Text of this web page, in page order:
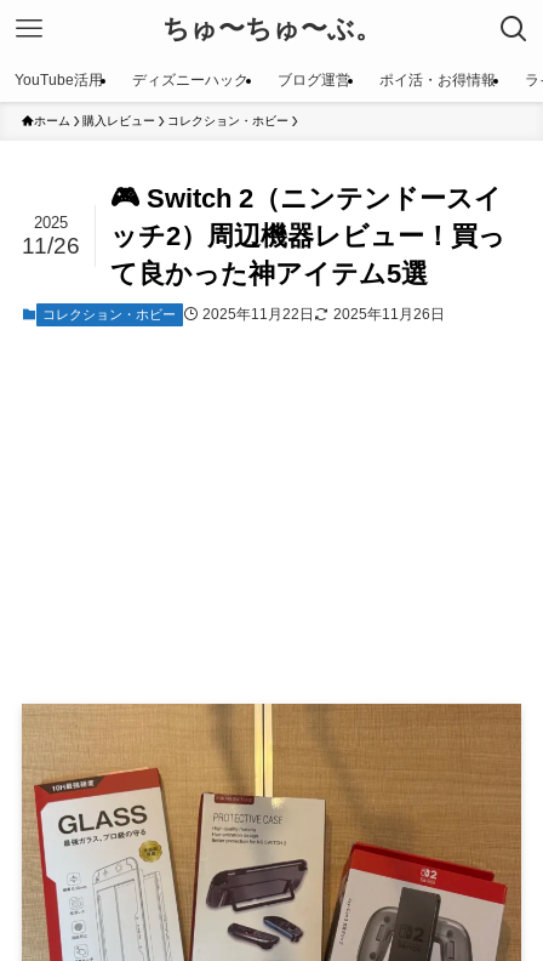
ちゅ〜ちゅ〜ぶ。
YouTube活用 ディズニーハック ブログ運営 ポイ活・お得情報
ホーム 購入レビュー コレクション・ホビー
🎮 Switch 2（ニンテンドースイ
ッチ2）周辺機器レビュー！買っ
て良かった神アイテム5選
2025
11/26
コレクション・ホビー 2025年11月22日 2025年11月26日